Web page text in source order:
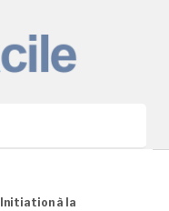
Initiation à la